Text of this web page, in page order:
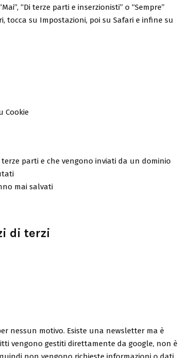
“Di terze parti e inserzionisti” o “Sempre”
tocca su Impostazioni, poi su Safari e infine su
Cookie
parti e che vengono inviati da un dominio
mai salvati
di terzi
nessun motivo. Esiste una newsletter ma è
vengono gestiti direttamente da google, non è